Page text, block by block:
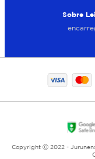
Sobre
Copyright Ⓒ 2022 -